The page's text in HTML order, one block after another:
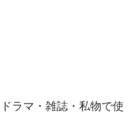
ラマ・雑誌・私物で使